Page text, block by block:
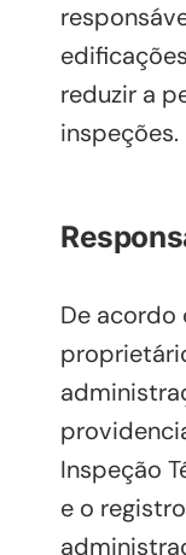
reduzir a
inspeções.
De acordo
Inspeção
e o